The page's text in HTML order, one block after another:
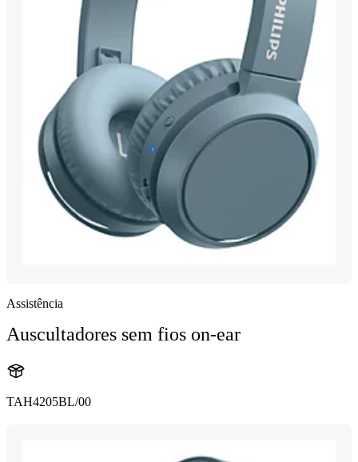
Assistência
Auscultadores sem fios on-ear
TAH4205BL/00